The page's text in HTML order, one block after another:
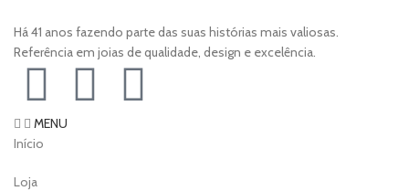
Há 41 anos fazendo parte das suas histórias mais valiosas.
Referência em joias de qualidade, design e excelência.
MENU
Início
Loja